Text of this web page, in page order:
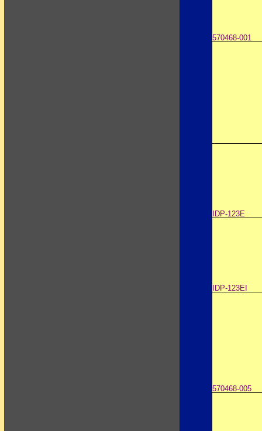
570468-001
IDP-123E
IDP-123EI
570468-005